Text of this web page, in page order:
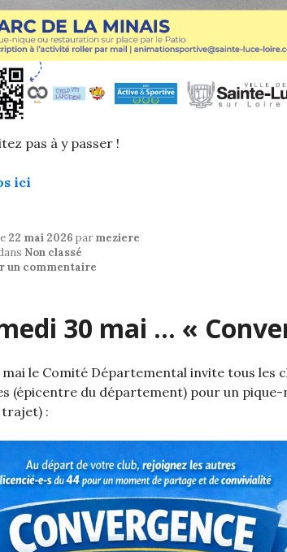
pas à y passer !
ici
22 mai 2026 par meziere
Non classé
un commentaire
30 mai … «
mai le Comité Départemental invite tous les
(épicentre du département) pour un
trajet) :